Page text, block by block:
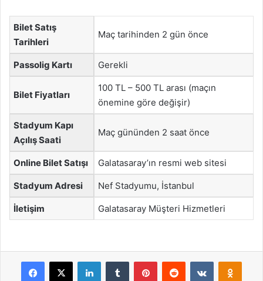
Bilet Satış
Tarihleri
Maç tarihinden 2 gün önce
Passolig Kartı Gerekli
Bilet Fiyatları
100 TL – 500 TL arası (maçın
önemine göre değişir)
Stadyum Kapı
Açılış Saati
Maç gününden 2 saat önce
Online Bilet Satışı Galatasaray’ın resmi web sitesi
Stadyum Adresi Nef Stadyumu, İstanbul
İletişim Galatasaray Müşteri Hizmetleri
Facebook
X LinkedInTumblr PinterestReddit VKontakte